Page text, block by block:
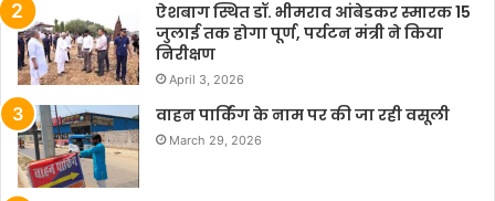
ऐशबाग स्थित डॉ. भीमराव आंबेडकर स्मारक 15
जुलाई तक होगा पूर्ण, पर्यटन मंत्री ने किया
निरीक्षण
April 3, 2026
वाहन पार्किंग के नाम पर की जा रही वसूली
March 29, 2026